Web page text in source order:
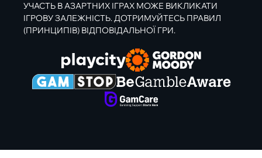
УЧАСТЬ В АЗАРТНИХ ІГРАХ МОЖЕ ВИКЛИКАТИ
ІГРОВУ ЗАЛЕЖНІСТЬ. ДОТРИМУЙТЕСЬ ПРАВИЛ
(ПРИНЦИПІВ) ВІДПОВІДАЛЬНОЇ ГРИ.